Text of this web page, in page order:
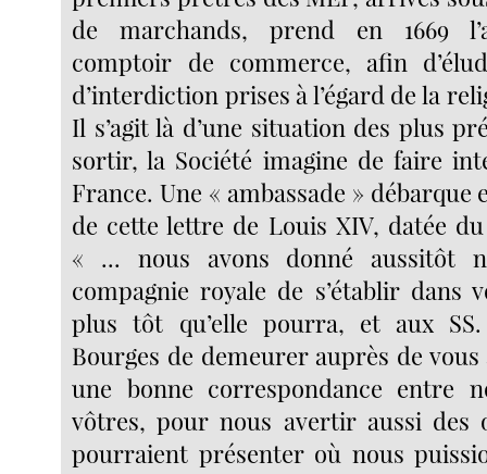
de marchands, prend en 1669
comptoir de commerce, afin
d’interdiction prises à l’égard de la
Il s’agit là d’une situation des plus
sortir, la Société imagine de faire
France. Une « ambassade » débarque
de cette lettre de Louis XIV, datée du
« ... nous avons donné aussitôt
compagnie royale de s’établir dans
plus tôt qu’elle pourra, et aux
Bourges de demeurer auprès de
une bonne correspondance entre
vôtres, pour nous avertir aussi des
pourraient présenter où nous